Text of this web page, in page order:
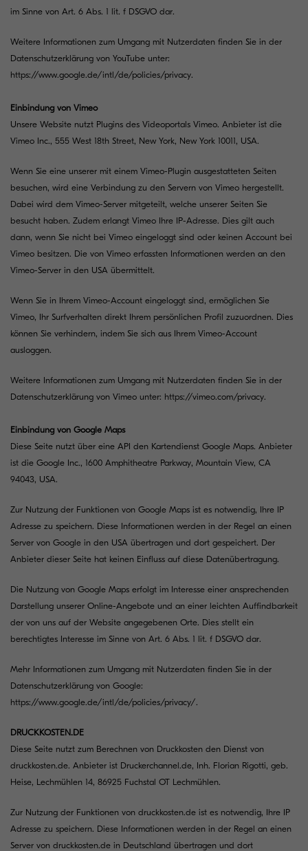
im Sinne von Art. 6 Abs. 1 lit. f DSGVO dar.
Weitere Informationen zum Umgang mit Nutzerdaten finden Sie in der
Datenschutzerklärung von YouTube unter:
https://www.google.de/intl/de/policies/privacy.
Einbindung von Vimeo
Unsere Website nutzt Plugins des Videoportals Vimeo. Anbieter ist die
Vimeo Inc., 555 West 18th Street, New York, New York 10011, USA.
Wenn Sie eine unserer mit einem Vimeo-Plugin ausgestatteten Seiten
besuchen, wird eine Verbindung zu den Servern von Vimeo hergestellt.
Dabei wird dem Vimeo-Server mitgeteilt, welche unserer Seiten Sie
besucht haben. Zudem erlangt Vimeo Ihre IP-Adresse. Dies gilt auch
dann, wenn Sie nicht bei Vimeo eingeloggt sind oder keinen Account bei
Vimeo besitzen. Die von Vimeo erfassten Informationen werden an den
Vimeo-Server in den USA übermittelt.
Wenn Sie in Ihrem Vimeo-Account eingeloggt sind, ermöglichen Sie
Vimeo, Ihr Surfverhalten direkt Ihrem persönlichen Profil zuzuordnen. Dies
können Sie verhindern, indem Sie sich aus Ihrem Vimeo-Account
ausloggen.
Weitere Informationen zum Umgang mit Nutzerdaten finden Sie in der
Datenschutzerklärung von Vimeo unter: https://vimeo.com/privacy.
Einbindung von Google Maps
Diese Seite nutzt über eine API den Kartendienst Google Maps. Anbieter
ist die Google Inc., 1600 Amphitheatre Parkway, Mountain View, CA
94043, USA.
Zur Nutzung der Funktionen von Google Maps ist es notwendig, Ihre IP
Adresse zu speichern. Diese Informationen werden in der Regel an einen
Server von Google in den USA übertragen und dort gespeichert. Der
Anbieter dieser Seite hat keinen Einfluss auf diese Datenübertragung.
Die Nutzung von Google Maps erfolgt im Interesse einer ansprechenden
Darstellung unserer Online-Angebote und an einer leichten Auffindbarkeit
der von uns auf der Website angegebenen Orte. Dies stellt ein
berechtigtes Interesse im Sinne von Art. 6 Abs. 1 lit. f DSGVO dar.
Mehr Informationen zum Umgang mit Nutzerdaten finden Sie in der
Datenschutzerklärung von Google:
https://www.google.de/intl/de/policies/privacy/.
DRUCKKOSTEN.DE
Diese Seite nutzt zum Berechnen von Druckkosten den Dienst von
druckkosten.de. Anbieter ist Druckerchannel.de, Inh. Florian Rigotti, geb.
Heise, Lechmühlen 14, 86925 Fuchstal OT Lechmühlen.
Zur Nutzung der Funktionen von druckkosten.de ist es notwendig, Ihre IP
Adresse zu speichern. Diese Informationen werden in der Regel an einen
Server von druckkosten.de in Deutschland übertragen und dort